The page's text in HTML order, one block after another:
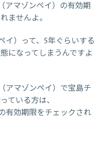
アマゾンペイ）の有効期
ませんよ。
イ）って、5年ぐらいする
になってしまうんですよ
アマゾンペイ）で宝島チ
ている方は、
有効期限をチェックされ